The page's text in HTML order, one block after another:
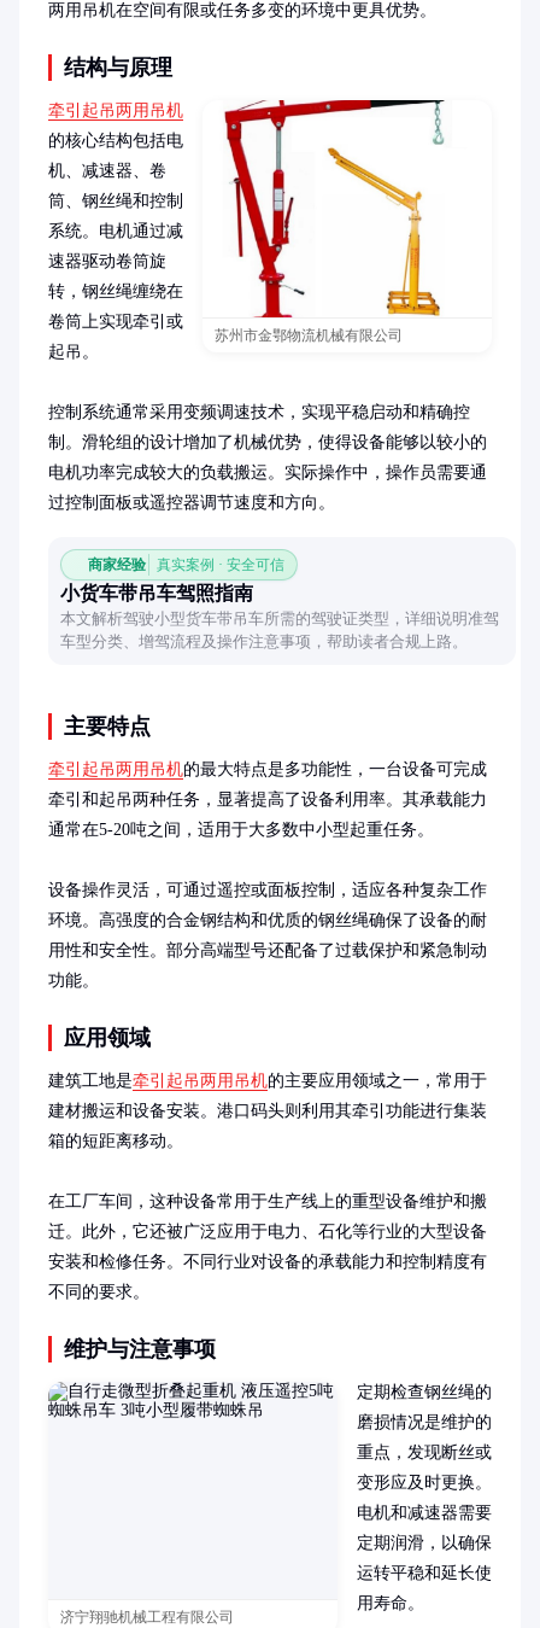
两用吊机在空间有限或任务多变的环境中更具优势。
结构与原理
苏州市金鄂物流机械有限公司
牵引起吊两用吊机
的核心结构包括电
机、减速器、卷
筒、钢丝绳和控制
系统。电机通过减
速器驱动卷筒旋
转，钢丝绳缠绕在
卷筒上实现牵引或
起吊。
控制系统通常采用变频调速技术，实现平稳启动和精确控
制。滑轮组的设计增加了机械优势，使得设备能够以较小的
电机功率完成较大的负载搬运。实际操作中，操作员需要通
过控制面板或遥控器调节速度和方向。
商家经验 真实案例 · 安全可信
小货车带吊车驾照指南
本文解析驾驶小型货车带吊车所需的驾驶证类型，详细说明准驾
车型分类、增驾流程及操作注意事项，帮助读者合规上路。
主要特点
牵引起吊两用吊机的最大特点是多功能性，一台设备可完成
牵引和起吊两种任务，显著提高了设备利用率。其承载能力
通常在5-20吨之间，适用于大多数中小型起重任务。
设备操作灵活，可通过遥控或面板控制，适应各种复杂工作
环境。高强度的合金钢结构和优质的钢丝绳确保了设备的耐
用性和安全性。部分高端型号还配备了过载保护和紧急制动
功能。
应用领域
建筑工地是牵引起吊两用吊机的主要应用领域之一，常用于
建材搬运和设备安装。港口码头则利用其牵引功能进行集装
箱的短距离移动。
在工厂车间，这种设备常用于生产线上的重型设备维护和搬
迁。此外，它还被广泛应用于电力、石化等行业的大型设备
安装和检修任务。不同行业对设备的承载能力和控制精度有
不同的要求。
维护与注意事项
济宁翔驰机械工程有限公司
定期检查钢丝绳的
磨损情况是维护的
重点，发现断丝或
变形应及时更换。
电机和减速器需要
定期润滑，以确保
运转平稳和延长使
用寿命。